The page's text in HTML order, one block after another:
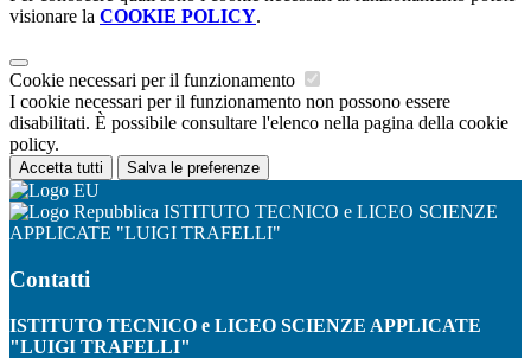
visionare la COOKIE POLICY.
Cookie necessari per il funzionamento
I cookie necessari per il funzionamento non possono essere
disabilitati. È possibile consultare l'elenco nella pagina della cookie
policy.
Accetta tutti Salva le preferenze
ISTITUTO TECNICO e LICEO SCIENZE
APPLICATE "LUIGI TRAFELLI"
Contatti
ISTITUTO TECNICO e LICEO SCIENZE APPLICATE
"LUIGI TRAFELLI"